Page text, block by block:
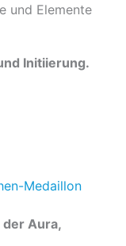
und Elemente
Initiierung.
Medaillon
Aura,